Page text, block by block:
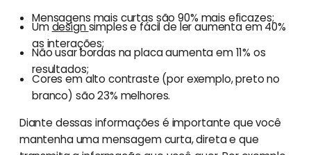
Mensagens mais curtas são 90% mais eficazes;
Umdesignsimples e fácil de ler aumenta em 40%
as interações;
Não usar bordas na placa aumenta em 11% os
resultados;
Cores em alto contraste (por exemplo, preto no
branco) são 23% melhores.
Diante dessas informações é importante que você
mantenha uma mensagem curta, direta e que